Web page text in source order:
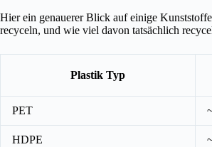
Hier ein genauerer Blick auf einige
recyceln, und wie viel davon tatsächlich
Plastik Typ
PET
HDPE